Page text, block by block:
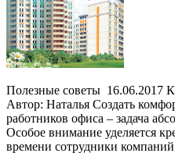
Полезные советы 16.06.2017
Автор: Наталья Создать
работников офиса – задача
Особое внимание уделяется
времени сотрудники